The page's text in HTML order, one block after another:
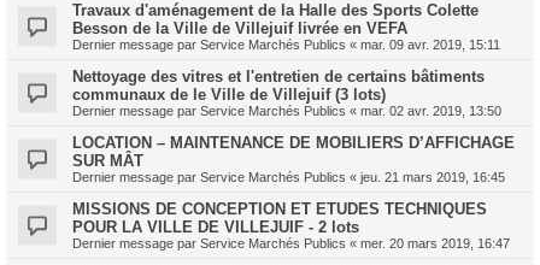
Travaux d'aménagement de la Halle des Sports Colette
Besson de la Ville de Villejuif livrée en VEFA
Dernier message par Service Marchés Publics « mar. 09 avr. 2019, 15:11
Nettoyage des vitres et l'entretien de certains bâtiments
communaux de le Ville de Villejuif (3 lots)
Dernier message par Service Marchés Publics « mar. 02 avr. 2019, 13:50
LOCATION – MAINTENANCE DE MOBILIERS D’AFFICHAGE
SUR MÂT
Dernier message par Service Marchés Publics « jeu. 21 mars 2019, 16:45
MISSIONS DE CONCEPTION ET ETUDES TECHNIQUES
POUR LA VILLE DE VILLEJUIF - 2 lots
Dernier message par Service Marchés Publics « mer. 20 mars 2019, 16:47